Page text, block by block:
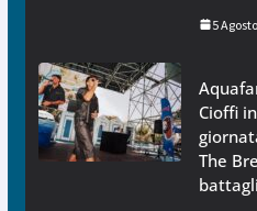
5
Cioffi
The